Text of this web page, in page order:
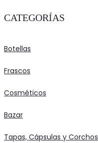
CATEGORÍAS
Botellas
Frascos
Cosméticos
Bazar
Tapas, Cápsulas y Corchos